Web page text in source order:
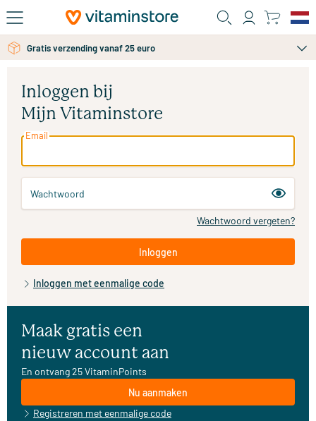
Ga naar de hoofdinhoud
Gratis verzending vanaf 25 euro
Inloggen bij
Mijn Vitaminstore
Email
Wachtwoord
Wachtwoord vergeten?
Inloggen
Inloggen met eenmalige code
Maak gratis een
nieuw account aan
En ontvang 25 VitaminPoints
Nu aanmaken
Registreren met eenmalige code